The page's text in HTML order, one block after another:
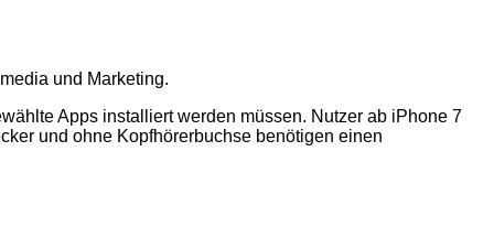
und Marketing.
Apps installiert werden müssen. Nutzer ab iPhone 7
und ohne Kopfhörerbuchse benötigen einen